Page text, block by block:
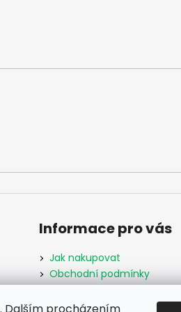
Informace pro vás
Jak nakupovat
Obchodní podmínky
Formulář odstoupení od